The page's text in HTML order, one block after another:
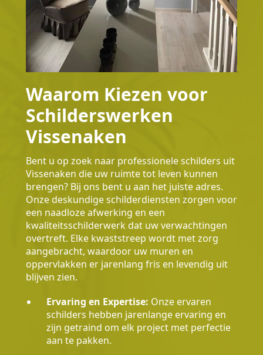
Waarom Kiezen voor
Schilderswerken
Vissenaken
Bent u op zoek naar professionele schilders uit
Vissenaken die uw ruimte tot leven kunnen
brengen? Bij ons bent u aan het juiste adres.
Onze deskundige schilderdiensten zorgen voor
een naadloze afwerking en een
kwaliteitsschilderwerk dat uw verwachtingen
overtreft. Elke kwaststreep wordt met zorg
aangebracht, waardoor uw muren en
oppervlakken er jarenlang fris en levendig uit
blijven zien.
Ervaring en Expertise: Onze ervaren
schilders hebben jarenlange ervaring en
zijn getraind om elk project met perfectie
aan te pakken.